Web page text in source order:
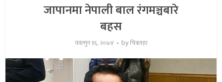
जापानमा नेपाली बाल रंगमञ्चबारे
बहस
फाल्गुन १६, २०७४ byचित्रलहर